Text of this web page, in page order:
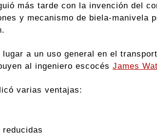
más tarde con la invención del
y mecanismo de biela-manivela
a un uso general en el
al ingeniero escocés James
varias ventajas:
reducidas